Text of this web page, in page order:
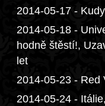
2014-05-17 -
2014-05-18 -
hodně štěstí!,
let
2014-05-23 - Red
2014-05-24 -